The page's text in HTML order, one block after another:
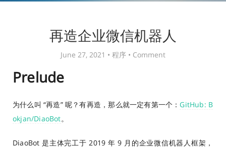
再造企业微信机器人
June 27, 2021 • 程序 • Comment
Prelude
为什么叫 “再造” 呢？有再造，那么就一定有第一个：GitHub: B
okjan/DiaoBot。
DiaoBot 是主体完工于 2019 年 9 月的企业微信机器人框架，